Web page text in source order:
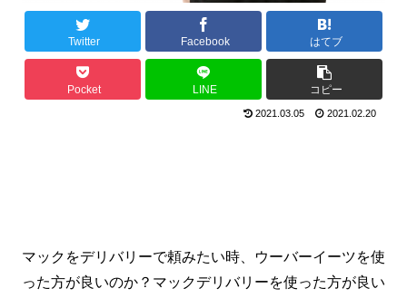
Twitter Facebook はてブ
Pocket LINE コピー
2021.03.05 2021.02.20
マックをデリバリーで頼みたい時、ウーバーイーツを使
った方が良いのか？マックデリバリーを使った方が良い